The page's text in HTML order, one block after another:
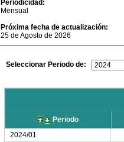
Periodicidad:
Mensual
Próxima fecha de actualización:
25 de Agosto de 2026
Seleccionar Periodo de:
Periodo
2024/01